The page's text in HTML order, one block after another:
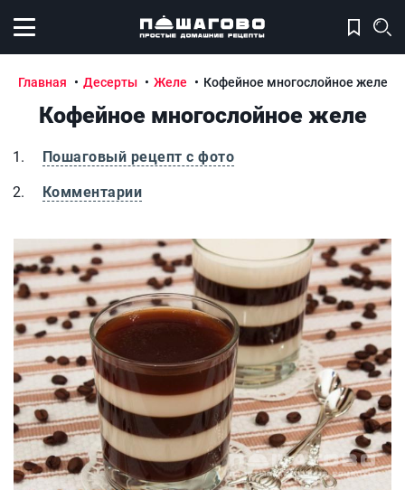
Открыть меню
Главная Десерты Желе Кофейное многослойное желе
Кофейное многослойное желе
Пошаговый рецепт с фото
Комментарии
Кофейное многослойное желе